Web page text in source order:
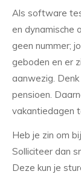
Als software
en dynamische
geen nummer;
geboden en er
aanwezig.
pensioen.
vakantiedagen
Heb je zin om
Solliciteer dan
Deze kun je